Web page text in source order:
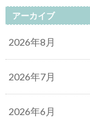
アーカイブ
2026年8月
2026年7月
2026年6月